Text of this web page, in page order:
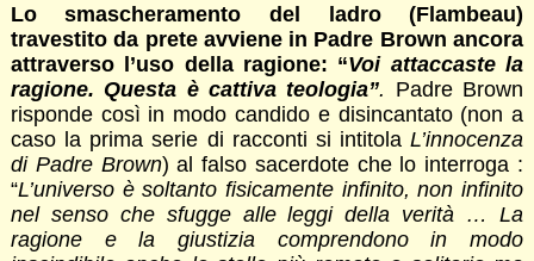
Lo smascheramento del ladro (Flambeau)
travestito da prete avviene in Padre Brown ancora
attraverso l’uso della ragione: “Voi attaccaste la
ragione. Questa è cattiva teologia”. Padre Brown
risponde così in modo candido e disincantato (non a
caso la prima serie di racconti si intitolaL’innocenza
di Padre Brown) al falso sacerdote che lo interroga :
“L’universo è soltanto fisicamente infinito, non infinito
nel senso che sfugge alle leggi della verità … La
ragione e la giustizia comprendono in modo